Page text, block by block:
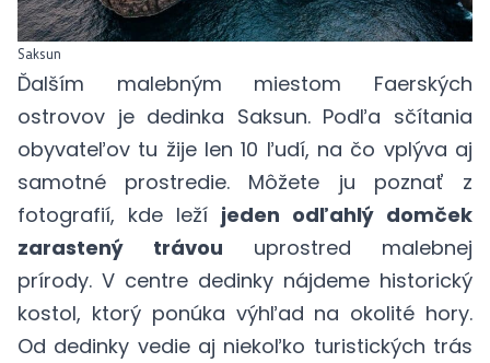
Saksun
Ďalším malebným miestom Faerských
ostrovov je dedinka Saksun. Podľa sčítania
obyvateľov tu žije len 10 ľudí, na čo vplýva aj
samotné prostredie. Môžete ju poznať z
fotografií, kde leží jeden odľahlý domček
zarastený trávou uprostred malebnej
prírody. V centre dedinky nájdeme historický
kostol, ktorý ponúka výhľad na okolité hory.
Od dedinky vedie aj niekoľko turistických trás